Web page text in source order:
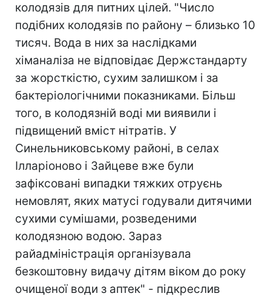
колодязів для питних цілей. "Число
подібних колодязів по району – близько 10
тисяч. Вода в них за наслідками
хіманаліза не відповідає Держстандарту
за жорсткістю, сухим залишком і за
бактеріологічними показниками. Більш
того, в колодязній воді ми виявили і
підвищений вміст нітратів. У
Синельниковському районі, в селах
Ілларіоново і Зайцеве вже були
зафіксовані випадки тяжких отруєнь
немовлят, яких матусі годували дитячими
сухими сумішами, розведеними
колодязною водою. Зараз
райадміністрація організувала
безкоштовну видачу дітям вiком до року
очищеної води з аптек" - підкреслив